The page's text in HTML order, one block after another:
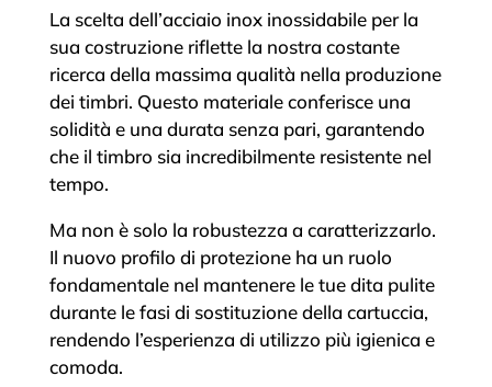
La scelta dell’acciaio inox inossidabile per la
sua costruzione riflette la nostra costante
ricerca della massima qualità nella produzione
dei timbri. Questo materiale conferisce una
solidità e una durata senza pari, garantendo
che il timbro sia incredibilmente resistente nel
tempo.
Ma non è solo la robustezza a caratterizzarlo.
Il nuovo profilo di protezione ha un ruolo
fondamentale nel mantenere le tue dita pulite
durante le fasi di sostituzione della cartuccia,
rendendo l’esperienza di utilizzo più igienica e
comoda.